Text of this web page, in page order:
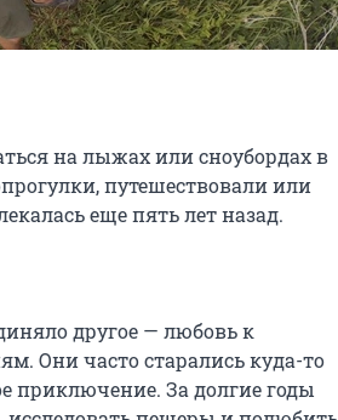
на лыжах или сноубордах в
путешествовали или
еще пять лет назад.
другое — любовь к
Они часто старались куда-то
приключение. За долгие годы